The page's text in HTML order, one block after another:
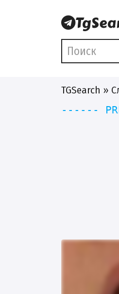
TGSearch »
------